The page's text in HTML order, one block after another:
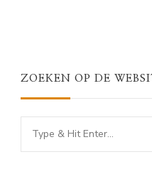
ZOEKEN OP DE
Looking
for